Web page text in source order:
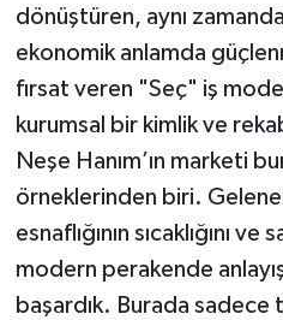
dönüştüren, aynı
ekonomik anlamda
fırsat veren "Seç" iş
kurumsal bir kimlik ve
Neşe Hanım’ın marketi
örneklerinden biri.
esnaflığının sıcaklığını
modern perakende
başardık. Burada